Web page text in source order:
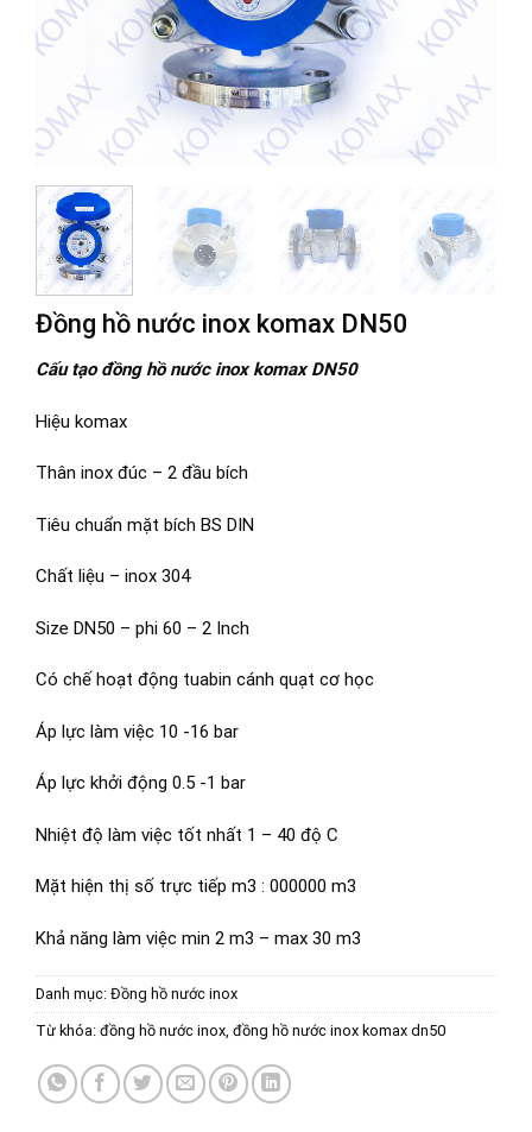
Đồng hồ nước inox komax DN50
Cấu tạo đồng hồ nước inox komax DN50
Hiệu komax
Thân inox đúc – 2 đầu bích
Tiêu chuẩn mặt bích BS DIN
Chất liệu – inox 304
Size DN50 – phi 60 – 2 Inch
Có chế hoạt động tuabin cánh quạt cơ học
Áp lực làm việc 10 -16 bar
Áp lực khởi động 0.5 -1 bar
Nhiệt độ làm việc tốt nhất 1 – 40 độ C
Mặt hiện thị số trực tiếp m3 : 000000 m3
Khả năng làm việc min 2 m3 – max 30 m3
Danh mục: Đồng hồ nước inox
Từ khóa: đồng hồ nước inox, đồng hồ nước inox komax dn50